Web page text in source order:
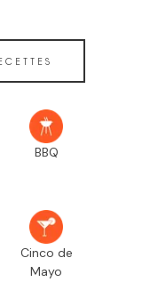
BBQ
Cinco de
Mayo